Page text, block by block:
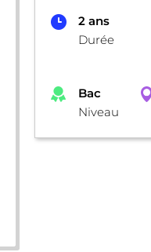
2 ans
Durée
Bac
Niveau